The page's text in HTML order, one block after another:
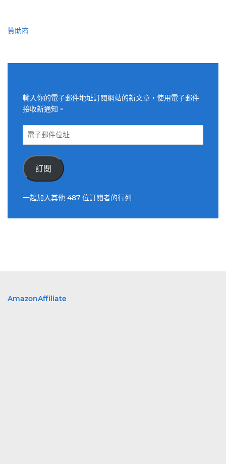
贊助商
輸入你的電子郵件地址訂閱網站的新文章，使用電子郵件
接收新通知。
電
件
位
訂閱
一起加入其他 487 位訂閱者的行列
AmazonAffiliate